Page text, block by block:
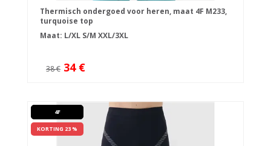
Thermisch ondergoed voor heren, maat 4F M233,
turquoise top
Maat: L/XL S/M XXL/3XL
38 € 34 €
4F
KORTING 23 %